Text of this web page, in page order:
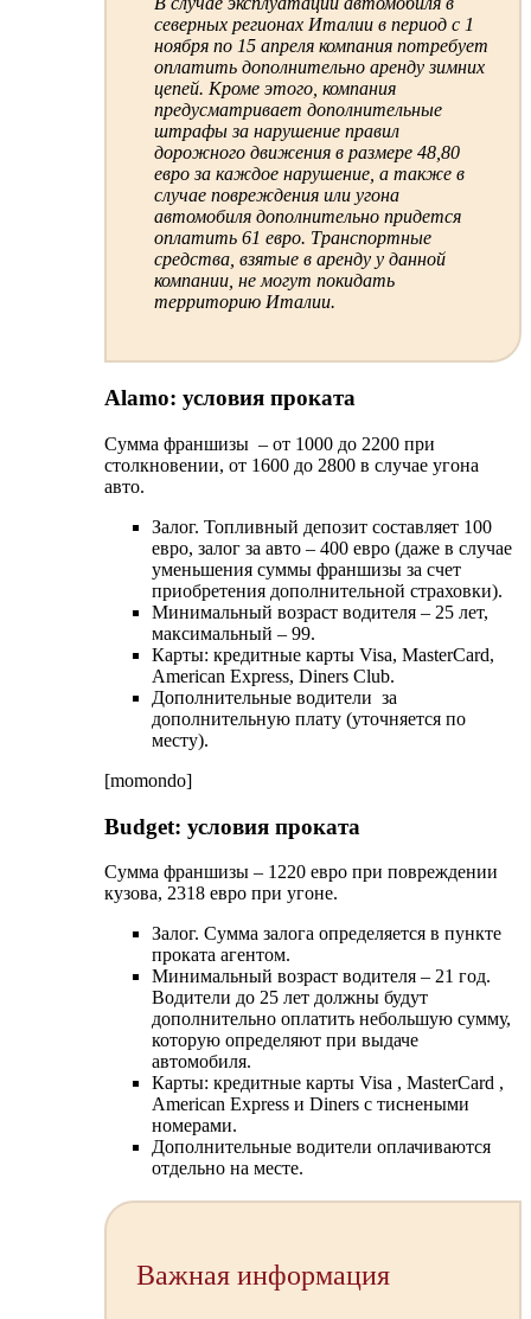
северных регионах Италии в период с 1
ноября по 15 апреля компания потребует
оплатить дополнительно аренду зимних
цепей. Кроме этого, компания
предусматривает дополнительные
штрафы за нарушение правил
дорожного движения в размере 48,80
евро за каждое нарушение, а также в
случае повреждения или угона
автомобиля дополнительно придется
оплатить 61 евро. Транспортные
средства, взятые в аренду у данной
компании, не могут покидать
территорию Италии.
Alamo: условия проката
Сумма франшизы – от 1000 до 2200 при
столкновении, от 1600 до 2800 в случае угона
авто.
Залог. Топливный депозит составляет 100
евро, залог за авто – 400 евро (даже в случае
уменьшения суммы франшизы за счет
приобретения дополнительной страховки).
Минимальный возраст водителя – 25 лет,
максимальный – 99.
Карты: кредитные карты Visa, MasterCard,
American Express, Diners Club.
Дополнительные водители за
дополнительную плату (уточняется по
месту).
[momondo]
Budget: условия проката
Сумма франшизы – 1220 евро при повреждении
кузова, 2318 евро при угоне.
Залог. Сумма залога определяется в пункте
проката агентом.
Минимальный возраст водителя – 21 год.
Водители до 25 лет должны будут
дополнительно оплатить небольшую сумму,
которую определяют при выдаче
автомобиля.
Карты: кредитные карты Visa , MasterCard ,
American Express и Diners с тиснеными
номерами.
Дополнительные водители оплачиваются
отдельно на месте.
Важная информация